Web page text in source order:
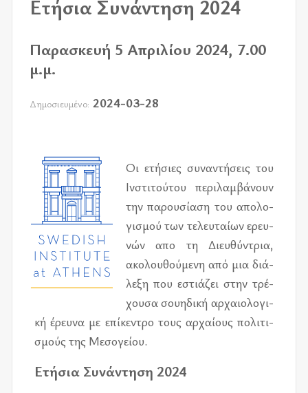
Ετήσια Συνάντηση 2024
Παρασκευή 5 Απριλίου 2024, 7.00
μ.μ.
Δημοσιευμένο: 2024-03-28
Οι ετή­σιες συ­να­ντή­σεις του
Ινστι­τού­του πε­ρι­λαμ­βά­νουν
την πα­ρου­σί­α­ση του απο­λο­
γι­σμού των τε­λευ­ταί­ων ερευ­
νών απο τη Διευ­θύ­ντρια,
ακο­λου­θού­με­νη από μια διά­
λε­ξη που εστιά­ζει στην τρέ­
χου­σα σου­η­δι­κή αρ­χαιο­λο­γι­
κή έρευ­να με επί­κε­ντρο τους αρ­χαί­ους πο­λι­τι­
σμούς της Μεσο­γεί­ου.
Ετή­σια Συνά­ντη­ση 2024